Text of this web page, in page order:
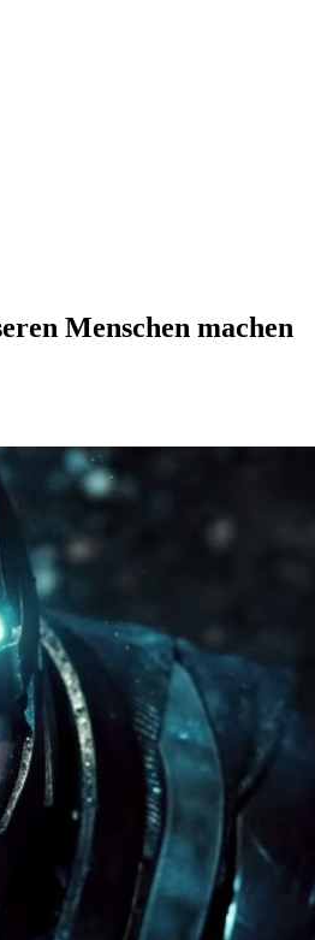
Menschen machen